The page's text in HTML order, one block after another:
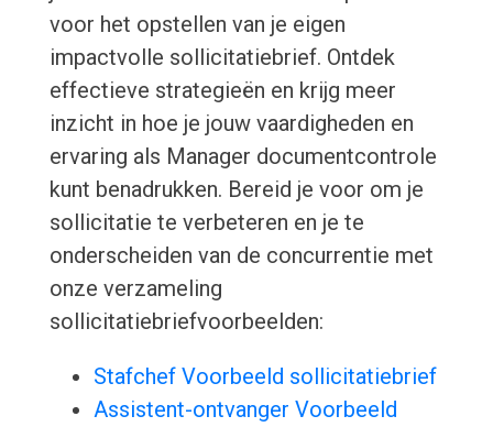
voor het opstellen van je eigen
impactvolle sollicitatiebrief. Ontdek
effectieve strategieën en krijg meer
inzicht in hoe je jouw vaardigheden en
ervaring als Manager documentcontrole
kunt benadrukken. Bereid je voor om je
sollicitatie te verbeteren en je te
onderscheiden van de concurrentie met
onze verzameling
sollicitatiebriefvoorbeelden:
Stafchef Voorbeeld sollicitatiebrief
Assistent-ontvanger Voorbeeld